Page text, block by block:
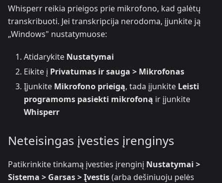
Whisperr reikia prieigos prie mikrofono, kad galėtų
transkribuoti. Jei transkripcija nerodoma, įjunkite ją
„Windows" nustatymuose:
Atidarykite Nustatymai
Eikite į Privatumas ir sauga > Mikrofonas
Įjunkite Mikrofono prieigą, tada įjunkite Leisti
programoms pasiekti mikrofoną ir įjunkite
Whisperr
Neteisingas įvesties įrenginys
Patikrinkite tinkamą įvesties įrenginį Nustatymai >
Sistema > Garsas > Įvestis(arba dešiniuoju pelės